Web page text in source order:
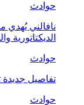
حوادث
نافالني
الديكتاتورية
حوادث
تفاصيل
حوادث